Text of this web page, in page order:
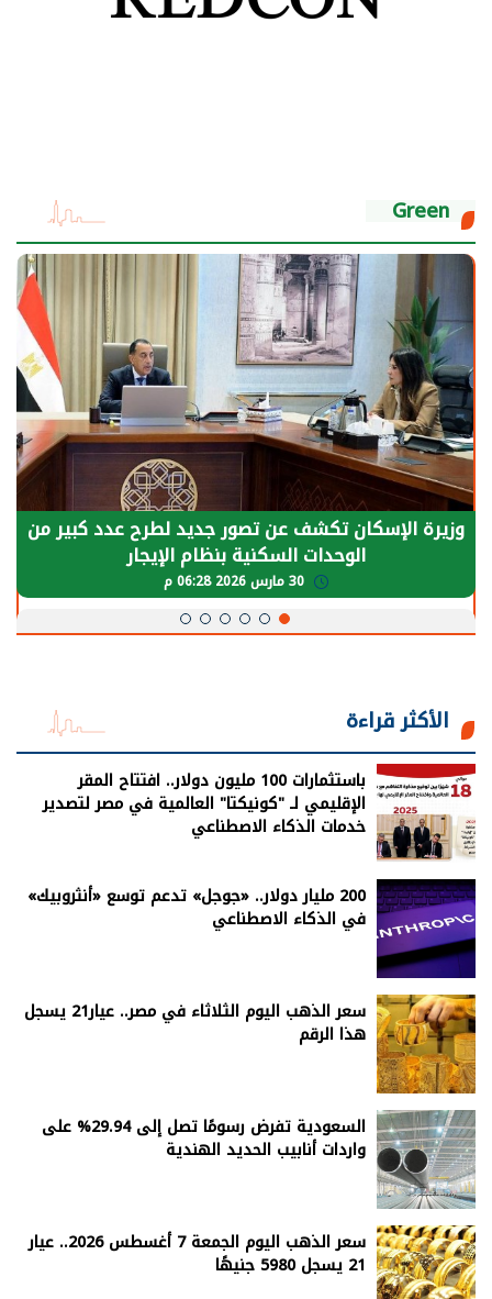
Green
وزيرة الإسكان تكشف عن تصور جديد لطرح عدد كبير من
الوحدات السكنية بنظام الإيجار
الأكثر قراءة
باستثمارات 100 مليون دولار.. افتتاح المقر
الإقليمي لـ "كونيكتا" العالمية في مصر لتصدير
خدمات الذكاء الاصطناعي
200 مليار دولار.. «جوجل» تدعم توسع «أنثروبيك»
في الذكاء الاصطناعي
سعر الذهب اليوم الثلاثاء في مصر.. عيار21 يسجل
هذا الرقم
السعودية تفرض رسومًا تصل إلى 29.94% على
واردات أنابيب الحديد الهندية
سعر الذهب اليوم الجمعة 7 أغسطس 2026.. عيار
21 يسجل 5980 جنيهًا